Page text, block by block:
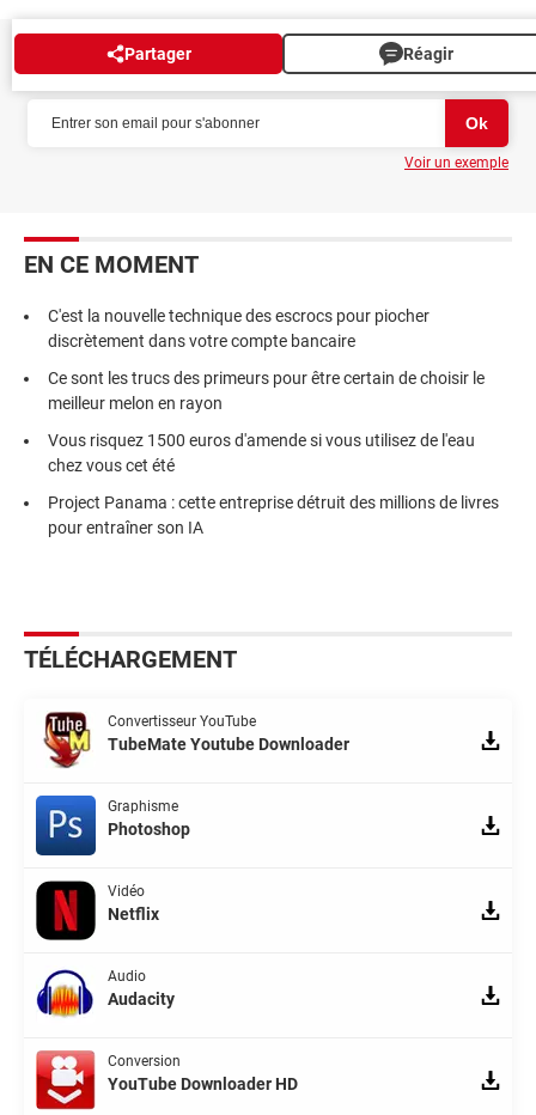
Partager Réagir
NEWSLETTER
Voir un exemple
EN CE MOMENT
C'est la nouvelle technique des escrocs pour piocher
discrètement dans votre compte bancaire
Ce sont les trucs des primeurs pour être certain de choisir le
meilleur melon en rayon
Vous risquez 1500 euros d'amende si vous utilisez de l'eau
chez vous cet été
Project Panama : cette entreprise détruit des millions de livres
pour entraîner son IA
TÉLÉCHARGEMENT
Convertisseur YouTube
TubeMate Youtube Downloader
Graphisme
Photoshop
Vidéo
Netflix
Audio
Audacity
Conversion
YouTube Downloader HD